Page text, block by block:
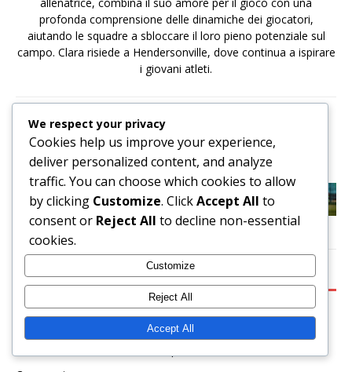
profonda comprensione delle dinamiche dei giocatori,
aiutando le squadre a sbloccare il loro pieno potenziale sul
campo. Clara risiede a Hendersonville, dove continua a ispirare
i giovani atleti.
PREVIOUS
Forma Difensiva nella Formazione 4-1-4-1: Zone,
Copertura, Compattezza
NEXT
Costruzione Offensiva nella Formazione 4-1-4-1:
Transizioni, Linee di Passaggio, Angoli
BE THE FIRST TO COMMENT
Leave a Reply
We respect your privacy
Cookies help us improve your experience,
deliver personalized content, and analyze
traffic. You can choose which cookies to allow
by clicking Customize. ClickAccept All to
consent or Reject All to decline non-essential
cookies.
Customize
Reject All
Accept All